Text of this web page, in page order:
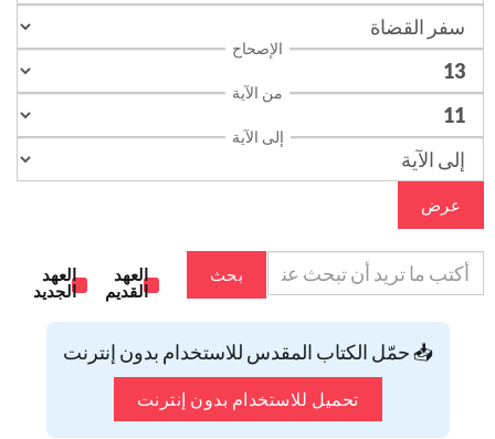
الإصحاح
من الآية
إلى الآية
عرض
بحث
العهد
القديم
العهد
الجديد
📥 حمّل الكتاب المقدس للاستخدام بدون إنترنت
تحميل للاستخدام بدون إنترنت